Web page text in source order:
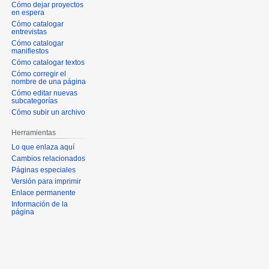
Cómo dejar proyectos
en espera
Cómo catalogar
entrevistas
Cómo catalogar
manifiestos
Cómo catalogar textos
Cómo corregir el
nombre de una página
Cómo editar nuevas
subcategorías
Cómo subir un archivo
Herramientas
Lo que enlaza aquí
Cambios relacionados
Páginas especiales
Versión para imprimir
Enlace permanente
Información de la
página